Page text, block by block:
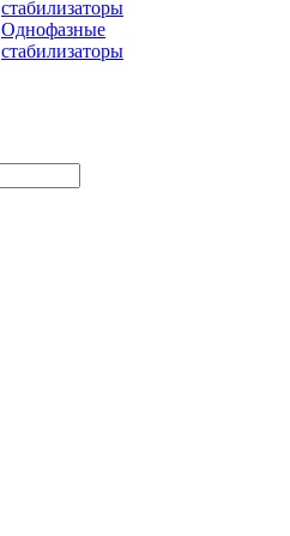
стабилизаторы
Однофазные
стабилизаторы